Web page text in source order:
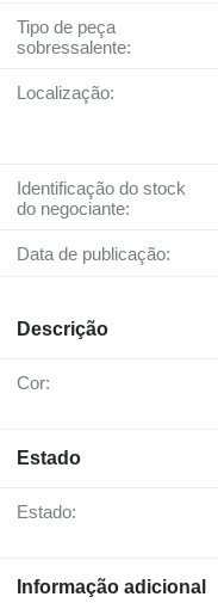
Tipo de peça
sobressalente:
Localização:
Identificação do stock
do negociante:
Data de publicação:
Descrição
Cor:
Estado
Estado:
Informação adicional